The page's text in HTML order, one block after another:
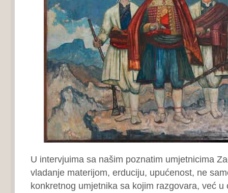
U intervjuima sa našim poznatim umjetnicima
vladanje materijom, erduciju, upućenost, ne
konkretnog umjetnika sa kojim razgovara, već u